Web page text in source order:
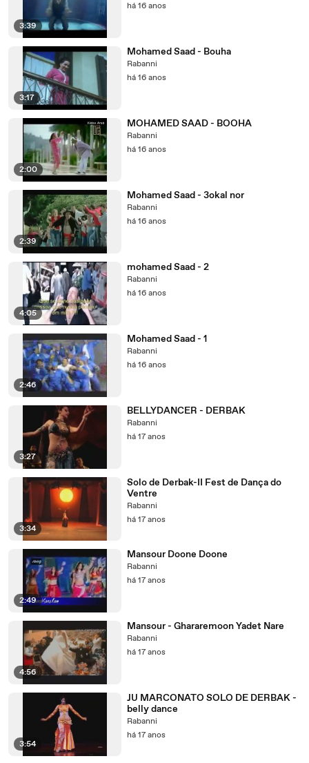
3:39
há 16 anos
3:17
Mohamed Saad - Bouha
Rabanni
há 16 anos
2:00
MOHAMED SAAD - BOOHA
Rabanni
há 16 anos
2:39
Mohamed Saad - 3okal nor
Rabanni
há 16 anos
4:05
mohamed Saad - 2
Rabanni
há 16 anos
2:46
Mohamed Saad - 1
Rabanni
há 16 anos
3:27
BELLYDANCER - DERBAK
Rabanni
há 17 anos
3:34
Solo de Derbak-II Fest de Dança do
Ventre
Rabanni
há 17 anos
2:49
Mansour Doone Doone
Rabanni
há 17 anos
4:56
Mansour - Ghararemoon Yadet Nare
Rabanni
há 17 anos
3:54
JU MARCONATO SOLO DE DERBAK -
belly dance
Rabanni
há 17 anos